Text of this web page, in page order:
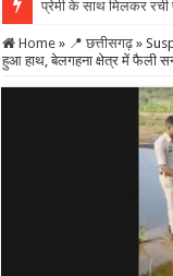
Home » 📍 छत्तीसगढ़ »
हुआ हाथ, बेलगहना क्षेत्र में फैली